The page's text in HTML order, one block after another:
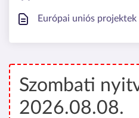
Európai uniós projektek
Szombati
2026.08.08.